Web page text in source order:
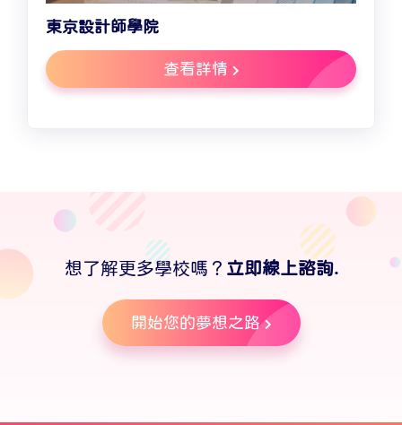
東京設計師學院
查看詳情
想了解更多學校嗎？ 立即線上諮詢.
開始您的夢想之路